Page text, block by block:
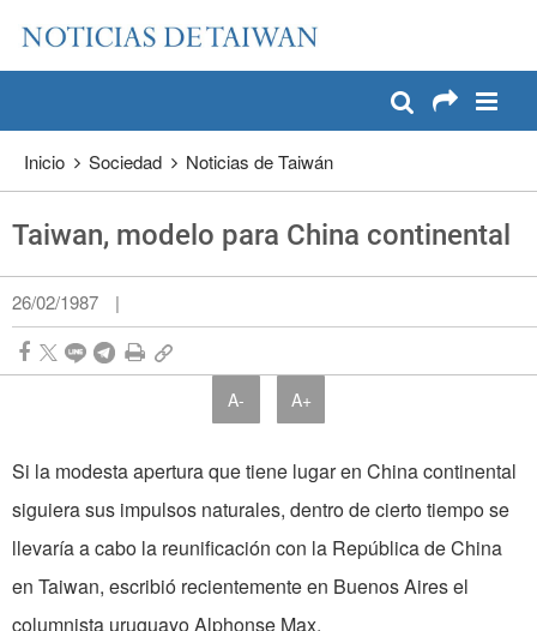
Pase a contenido principal
Inicio Sociedad Noticias de Taiwán
Taiwan, modelo para China continental
26/02/1987 |
A- A+
Si la modesta apertura que tiene lugar en China continental
siguiera sus impulsos naturales, dentro de cierto tiempo se
llevaría a cabo la reunificación con la República de China
en Taiwan, escribió recientemente en Buenos Aires el
columnista uruguayo Alphonse Max.